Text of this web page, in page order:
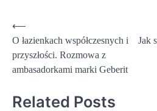
Nawigacja
wpisu
⟵
O łazienkach współczesnych i
przyszłości. Rozmowa z
ambasadorkami marki Geberit
Jak
Related Posts